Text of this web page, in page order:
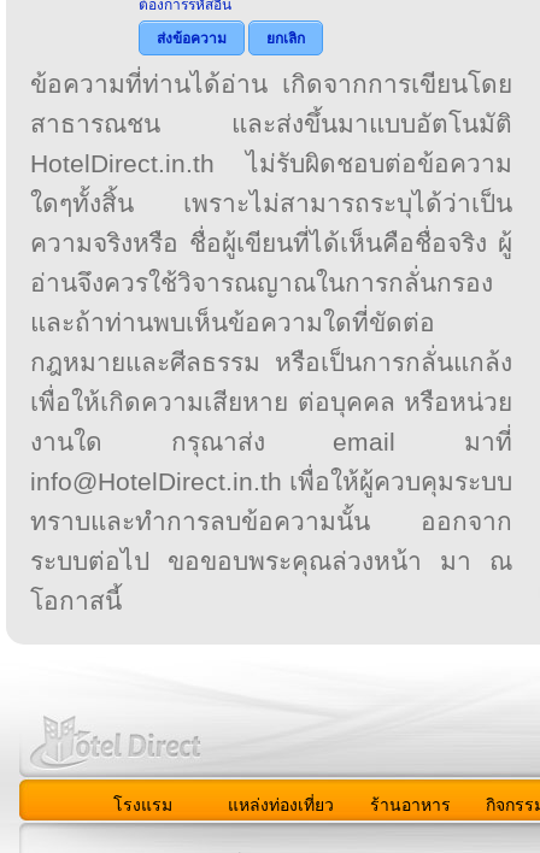
ต้องการรหัสอื่น
ส่งข้อความ
ยกเลิก
ข้อความที่ท่านได้อ่าน เกิดจากการเขียนโดย
สาธารณชน และส่งขึ้นมาแบบอัตโนมัติ
HotelDirect.in.th ไม่รับผิดชอบต่อข้อความ
ใดๆทั้งสิ้น เพราะไม่สามารถระบุได้ว่าเป็น
ความจริงหรือ ชื่อผู้เขียนที่ได้เห็นคือชื่อจริง ผู้
อ่านจึงควรใช้วิจารณญาณในการกลั่นกรอง
และถ้าท่านพบเห็นข้อความใดที่ขัดต่อ
กฎหมายและศีลธรรม หรือเป็นการกลั่นแกล้ง
เพื่อให้เกิดความเสียหาย ต่อบุคคล หรือหน่วย
งานใด กรุณาส่ง email มาที่
info@HotelDirect.in.th เพื่อให้ผู้ควบคุมระบบ
ทราบและทำการลบข้อความนั้น ออกจาก
ระบบต่อไป ขอขอบพระคุณล่วงหน้า มา ณ
โอกาสนี้
โรงแรม แหล่งท่องเที่ยว ร้านอาหาร กิจกรร